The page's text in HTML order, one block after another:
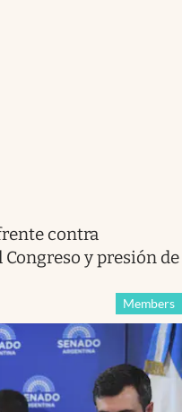
contra
y presión de
Members